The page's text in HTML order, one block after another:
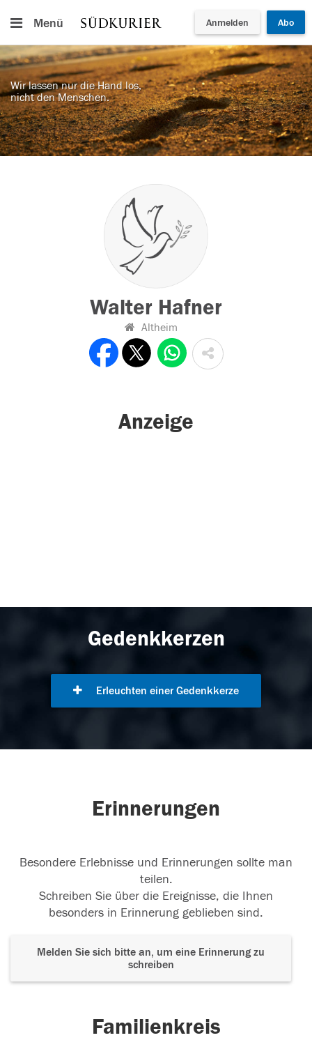
Menü Anmelden Abo
Wir lassen nur die Hand los,
nicht den Menschen.
Walter Hafner
Altheim
Anzeige
Gedenkkerzen
Erleuchten einer Gedenkkerze
Erinnerungen
Besondere Erlebnisse und Erinnerungen sollte man
teilen.
Schreiben Sie über die Ereignisse, die Ihnen
besonders in Erinnerung geblieben sind.
Melden Sie sich bitte an, um eine Erinnerung zu
schreiben
Familienkreis